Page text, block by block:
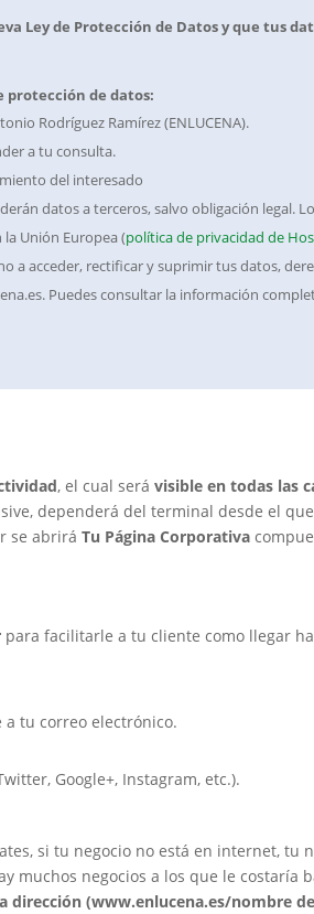
Ley de Protección de Datos y que tus
protección de datos:
Rodríguez Ramírez (ENLUCENA).
a tu consulta.
del interesado
datos a terceros, salvo obligación legal.
Unión Europea (política de privacidad de
a acceder, rectificar y suprimir tus datos,
Puedes consultar la información
, el cual serávisible en todas las
dependerá del terminal desde el
se abriráTu Página Corporativa
para facilitarle a tu cliente como llegar
tu correo electrónico.
Google+, Instagram, etc.).
si tu negocio no está en internet, tu
negocios a los que le costaría
(www.enlucena.es/nombre